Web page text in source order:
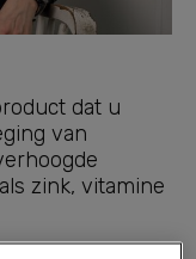
dat u
van
zink, vitamine